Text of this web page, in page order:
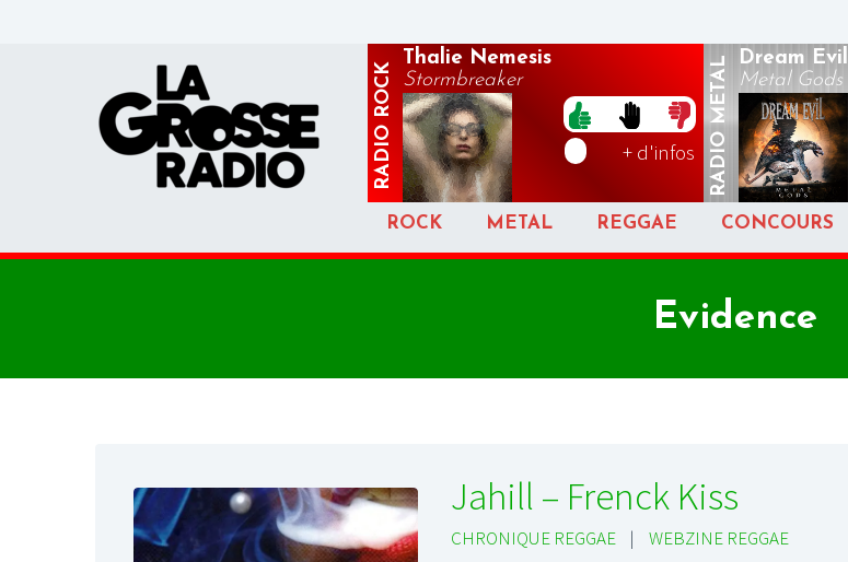
RADIO
ROCK
Thalie Nemesis
Stormbreaker
+ d'infos RADIO
METAL Dream Evil
Metal Gods
ROCK METAL REGGAE CONCOURS
Evidence
Jahill – Frenck Kiss
CHRONIQUE REGGAE | WEBZINE REGGAE